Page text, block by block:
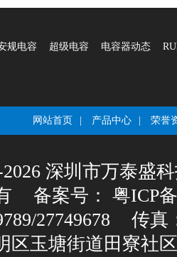
规电容 超级电容 电容器动态
网站首页 产品中心 荣誉
深圳市万泰盛
备案号：
粤ICP
27749678
传真
区玉塘街道田寮社